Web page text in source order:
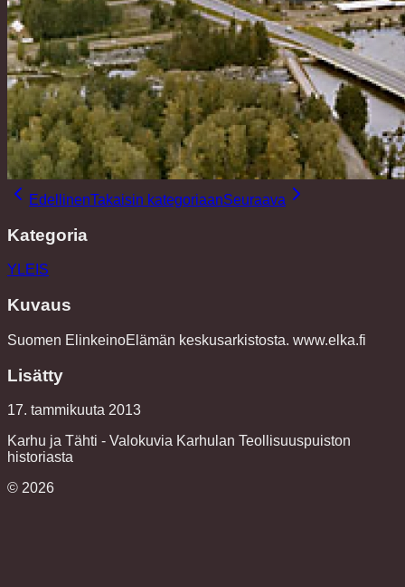
EdellinenTakaisin kategoriaanSeuraava
Kategoria
YLEIS
Kuvaus
Suomen ElinkeinoElämän keskusarkistosta. www.elka.fi
Lisätty
17. tammikuuta 2013
Karhu ja Tähti - Valokuvia Karhulan Teollisuuspuiston
historiasta
© 2026